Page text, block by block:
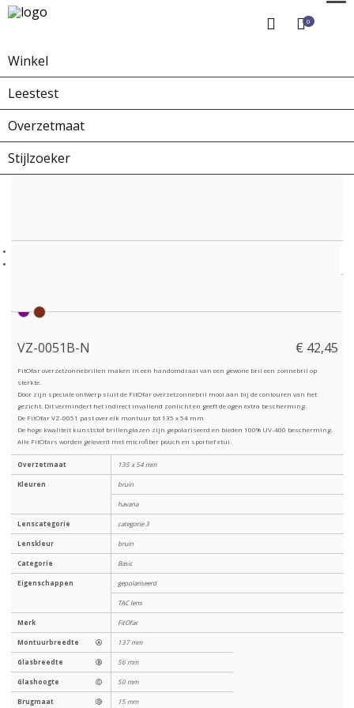
0
Winkel
Leestest
Overzetmaat
Stijlzoeker
Home Winkel
VZ-0051B-N € 42,45
FitOfar overzetzonnebrillen maken in een handomdraai van een gewone bril een zonnebril op
sterkte.
Door zijn speciale ontwerp sluit de FitOfar overzetzonnebril mooi aan bij de contouren van het
gezicht. Dit vermindert het indirect invallend zonlicht en geeft de ogen extra bescherming.
De FitOfar VZ-0051 past over elk montuur tot 135 x 54 mm.
De hoge kwaliteit kunststof brillenglazen zijn gepolariseerd en bieden 100% UV-400 bescherming.
Alle FitOfars worden geleverd met microfiber pouch en sportief etui.
Overzetmaat 135 x 54 mm
Kleuren bruin
havana
Lenscategorie categorie 3
Lenskleur bruin
Categorie Basic
Eigenschappen gepolariseerd
TAC lens
Merk FitOfar
Montuurbreedte Ⓐ 137 mm
Glasbreedte Ⓑ 56 mm
Glashoogte Ⓒ 50 mm
Brugmaat Ⓓ 15 mm